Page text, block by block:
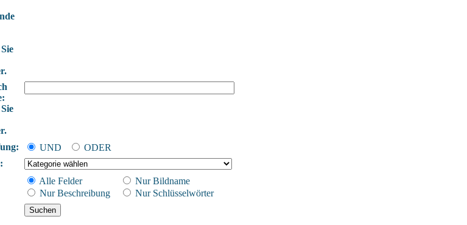
UND
ODER
Alle Felder
Nur Bildname
Nur Beschreibung
Nur Schlüsselwörter